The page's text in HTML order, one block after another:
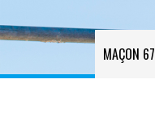
MAÇON 67